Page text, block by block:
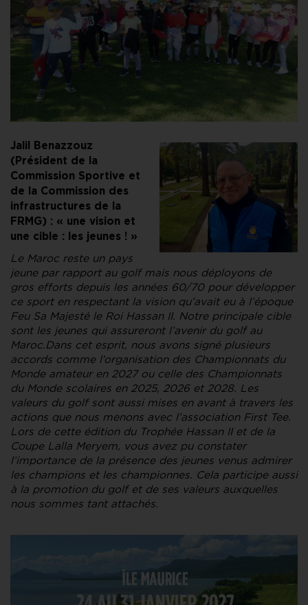
Jalil Benazzouz
(Président de la
Commission Sportive et
de la Commission des
infrastructures de la
FRMG) : « une vision et
une cible : les jeunes ! »
Le Maroc reste un pays
jeune par rapport au golf mais nous déployons de
gros efforts depuis les années 60/70 pour développer
ce sport en respectant la vision qu’avait eu à l’époque
Feu Sa Majesté le Roi Hassan II. Notre principale cible
sont les jeunes qui assureront l’avenir du golf au
Maroc.Dans cet esprit, nous avons signé plusieurs
accords comme l’organisation des Championnats du
Monde amateur en 2027 ou celle des Championnats
du Monde scolaires en 2025, 2026 et 2028. Les
valeurs du golf sont aussi mises en avant à travers les
actions que nous menons avec l’association First Tee.
Lors de cette édition du Trophée Hassan II et de la
Coupe Lalla Meryem, vous avez pu constater
l’importance de la présence des jeunes venus admirer
les champions et les championnes. Cela participe aussi
à la promotion du golf et de ses valeurs auxquelles
nous sommes tant attachés.